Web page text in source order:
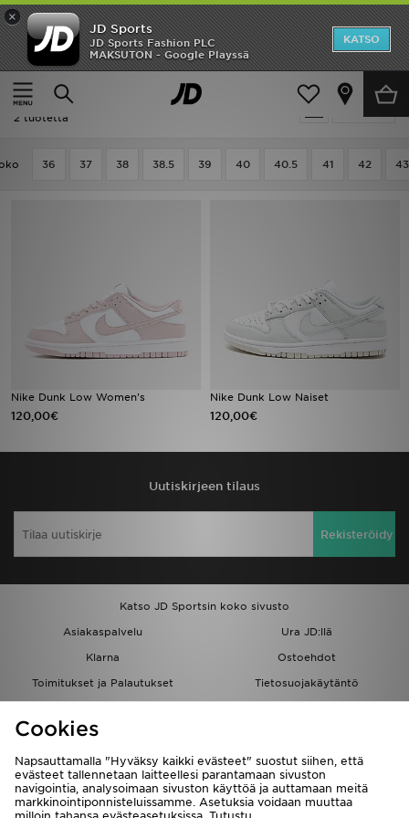
×
JD Sports
JD Sports Fashion PLC
MAKSUTON - Google Playssä
KATSO
Etusivu
Naiset
Suodata
Naiset - Nike Dunk
2 tuotetta
36 37 38 38.5 39 40 40.5 41 42 43
Nike Dunk Low Women's
120,00€
Nike Dunk Low Naiset
120,00€
Uutiskirjeen tilaus
Rekisteröidy
Katso JD Sportsin koko sivusto
Asiakaspalvelu
Ura JD:llä
Klarna
Ostoehdot
Toimitukset ja Palautukset
Tietosuojakäytäntö
Löydä myymälä
Kumppanuusohjelma
JD Blog
Etusivu
Ale
Uutuudet
Tuotemerkit
Urheilu
Minun JD
Cookies
Napsauttamalla "Hyväksy kaikki evästeet" suostut siihen, että
evästeet tallennetaan laitteellesi parantamaan sivuston
navigointia, analysoimaan sivuston käyttöä ja auttamaan meitä
markkinointiponnisteluissamme. Asetuksia voidaan muuttaa